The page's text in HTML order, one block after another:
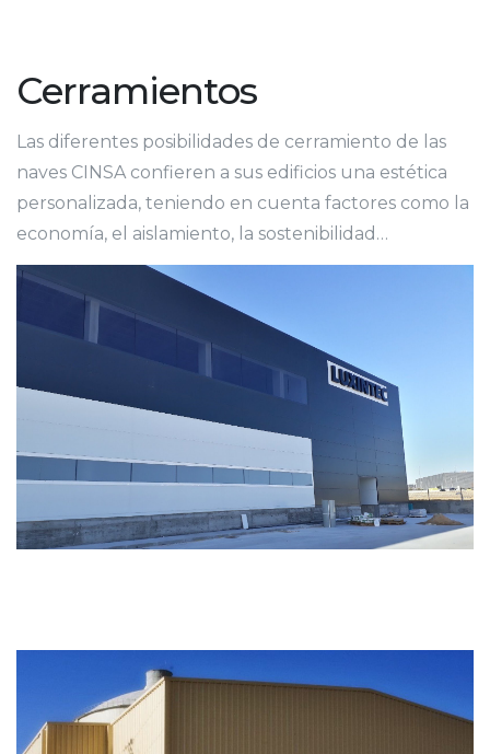
Cerramientos
Las diferentes posibilidades de cerramiento de las
naves CINSA confieren a sus edificios una estética
personalizada, teniendo en cuenta factores como la
economía, el aislamiento, la sostenibilidad…